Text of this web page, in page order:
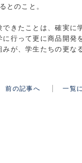
とのこと。
きたことは、確実に
行って更に商品開発
が、学生たちの更な
前の記事へ 一覧